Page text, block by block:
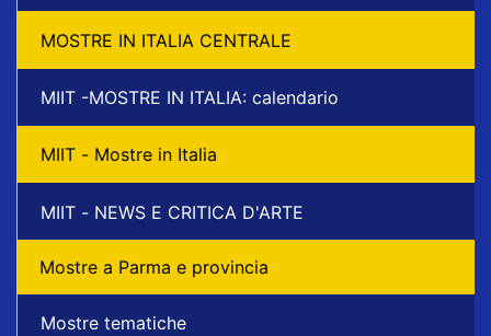
MOSTRE IN ITALIA CENTRALE
MIIT -MOSTRE IN ITALIA: calendario
MIIT - Mostre in Italia
MIIT - NEWS E CRITICA D'ARTE
Mostre a Parma e provincia
Mostre tematiche